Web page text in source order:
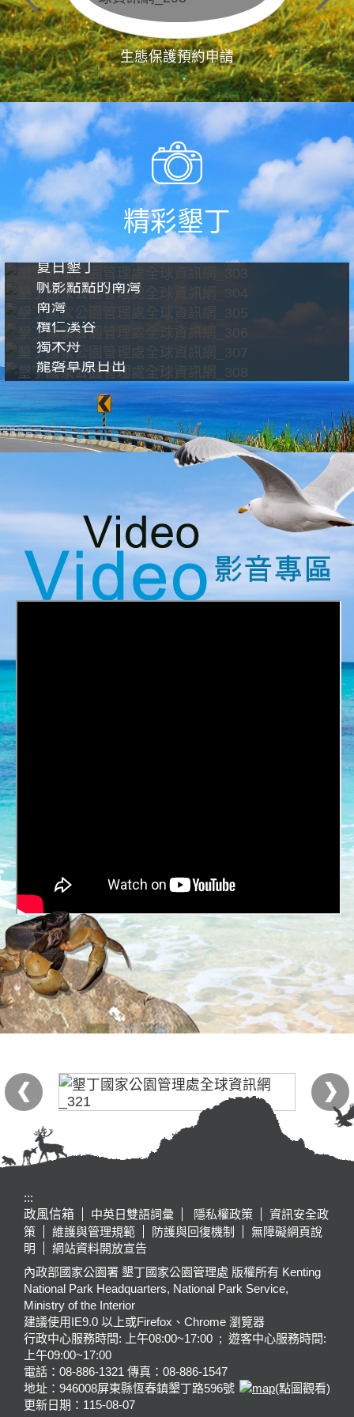
生態保護預約申請
精彩墾丁
夏日墾丁
帆影點點的南灣
南灣
欖仁溪谷
獨木舟
龍磐草原日出
:::
政風信箱
中英日雙語詞彙 隱私權政策
資訊安全政
策
維護與管理規範 防護與回復機制
無障礙網頁說
明
網站資料開放宣告
內政部國家公園署 墾丁國家公園管理處 版權所有 Kenting
National Park Headquarters, National Park Service,
Ministry of the Interior
建議使用IE9.0 以上或Firefox、Chrome 瀏覽器
行政中心服務時間: 上午08:00~17:00 ; 遊客中心服務時間:
上午09:00~17:00
電話：08-886-1321 傳真：08-886-1547
地址：946008屏東縣恆春鎮墾丁路596號
(點圖觀看)
更新日期： 115-08-07